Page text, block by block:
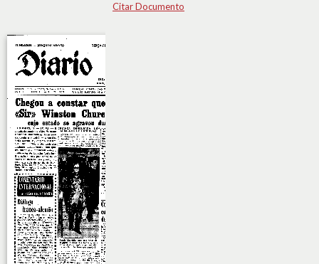
Citar Documento